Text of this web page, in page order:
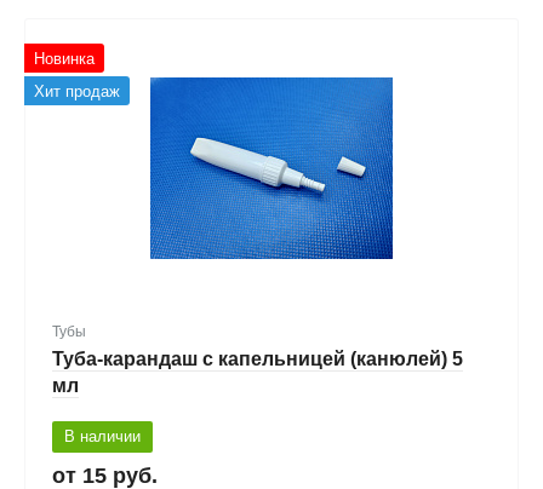
Новинка
Хит продаж
Тубы
Туба-карандаш с капельницей (канюлей) 5
мл
В наличии
15 руб.